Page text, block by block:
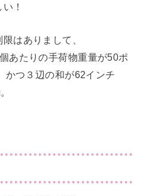
！
はありまして、
あたりの手荷物重量が50ポ
かつ３辺の和が62インチ